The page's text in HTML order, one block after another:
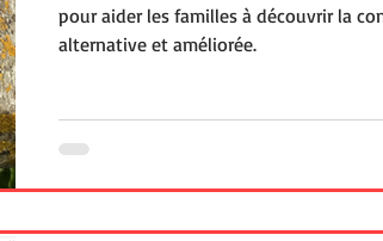
pour aider les familles à découvrir la
alternative et améliorée.